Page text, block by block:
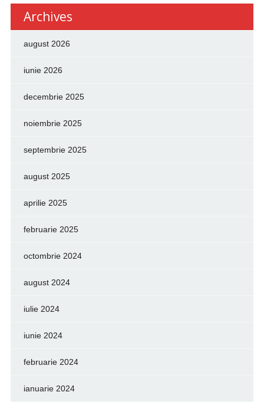
Archives
august 2026
iunie 2026
decembrie 2025
noiembrie 2025
septembrie 2025
august 2025
aprilie 2025
februarie 2025
octombrie 2024
august 2024
iulie 2024
iunie 2024
februarie 2024
ianuarie 2024